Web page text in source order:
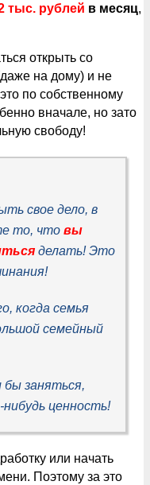
тыс. рублей в месяц,
открыть со
на дому) и не
по собственному
вначале, но зато
свободу!
свое дело, в
то, что вы
делать! Это
когда семья
семейный
заняться,
ценность!
или начать
Поэтому за это